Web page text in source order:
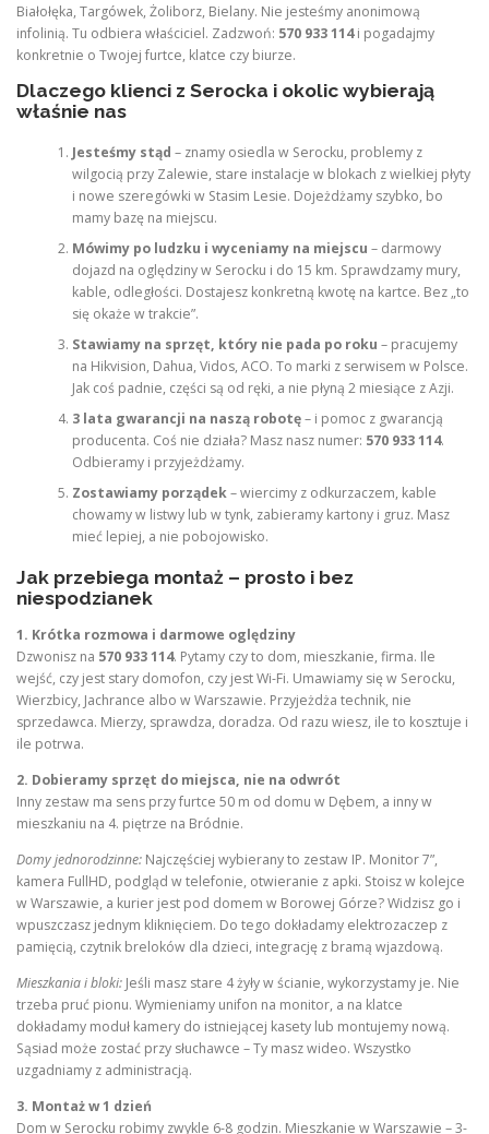
Białołęka, Targówek, Żoliborz, Bielany. Nie jesteśmy anonimową
infolinią. Tu odbiera właściciel. Zadzwoń: 570 933 114i pogadajmy
konkretnie o Twojej furtce, klatce czy biurze.
Dlaczego klienci z Serocka i okolic wybierają
właśnie nas
Jesteśmy stąd – znamy osiedla w Serocku, problemy z
wilgocią przy Zalewie, stare instalacje w blokach z wielkiej płyty
i nowe szeregówki w Stasim Lesie. Dojeżdżamy szybko, bo
mamy bazę na miejscu.
Mówimy po ludzku i wyceniamy na miejscu – darmowy
dojazd na oględziny w Serocku i do 15 km. Sprawdzamy mury,
kable, odległości. Dostajesz konkretną kwotę na kartce. Bez „to
się okaże w trakcie”.
Stawiamy na sprzęt, który nie pada po roku – pracujemy
na Hikvision, Dahua, Vidos, ACO. To marki z serwisem w Polsce.
Jak coś padnie, części są od ręki, a nie płyną 2 miesiące z Azji.
3 lata gwarancji na naszą robotę– i pomoc z gwarancją
producenta. Coś nie działa? Masz nasz numer: 570 933 114.
Odbieramy i przyjeżdżamy.
Zostawiamy porządek– wiercimy z odkurzaczem, kable
chowamy w listwy lub w tynk, zabieramy kartony i gruz. Masz
mieć lepiej, a nie pobojowisko.
Jak przebiega montaż – prosto i bez
niespodzianek
1. Krótka rozmowa i darmowe oględziny
Dzwonisz na 570 933 114. Pytamy czy to dom, mieszkanie, firma. Ile
wejść, czy jest stary domofon, czy jest Wi-Fi. Umawiamy się w Serocku,
Wierzbicy, Jachrance albo w Warszawie. Przyjeżdża technik, nie
sprzedawca. Mierzy, sprawdza, doradza. Od razu wiesz, ile to kosztuje i
ile potrwa.
2. Dobieramy sprzęt do miejsca, nie na odwrót
Inny zestaw ma sens przy furtce 50 m od domu w Dębem, a inny w
mieszkaniu na 4. piętrze na Bródnie.
Domy jednorodzinne: Najczęściej wybierany to zestaw IP. Monitor 7”,
kamera FullHD, podgląd w telefonie, otwieranie z apki. Stoisz w kolejce
w Warszawie, a kurier jest pod domem w Borowej Górze? Widzisz go i
wpuszczasz jednym kliknięciem. Do tego dokładamy elektrozaczep z
pamięcią, czytnik breloków dla dzieci, integrację z bramą wjazdową.
Mieszkania i bloki: Jeśli masz stare 4 żyły w ścianie, wykorzystamy je. Nie
trzeba pruć pionu. Wymieniamy unifon na monitor, a na klatce
dokładamy moduł kamery do istniejącej kasety lub montujemy nową.
Sąsiad może zostać przy słuchawce – Ty masz wideo. Wszystko
uzgadniamy z administracją.
3. Montaż w 1 dzień
Dom w Serocku robimy zwykle 6-8 godzin. Mieszkanie w Warszawie – 3-